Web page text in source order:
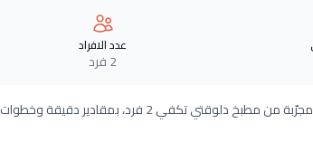
عدد الافراد
2 فرد
طريقة عمل جاتوه ملفي الشيكولا خطوة بخطوة بـ5 مكونات. وصفة سهلة ومجرّبة من مطبخ دلوقتي تكفي 2 فرد، بمقادير دقيقة وخطوات